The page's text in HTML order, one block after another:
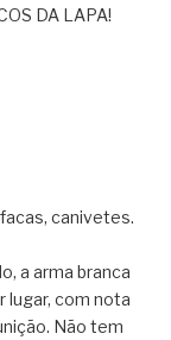
DA LAPA!
canivetes.
a arma branca
lugar, com nota
Não tem